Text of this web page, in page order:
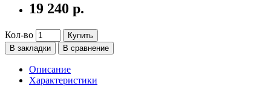
19 240 р.
Кол-во
Купить
В закладки
В сравнение
Описание
Характеристики